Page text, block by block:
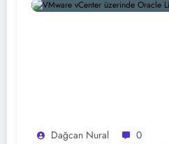
Dağcan Nural 0